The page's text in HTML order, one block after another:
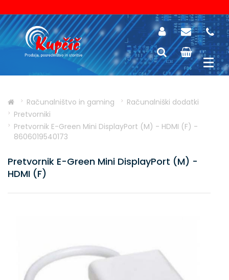
Računalništvo in gaming
Računalniški dodatki
Pretvorniki
Pretvornik E-Green Mini DisplayPort (M) - HDMI (F) -
8606019540173
Pretvornik E-Green Mini DisplayPort (M) -
HDMI (F)